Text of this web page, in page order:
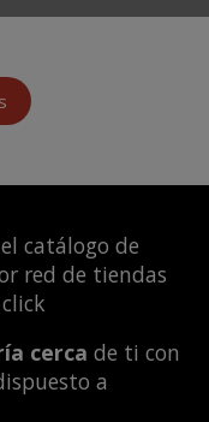
catálogo de
red de tiendas
cerca de ti con
a